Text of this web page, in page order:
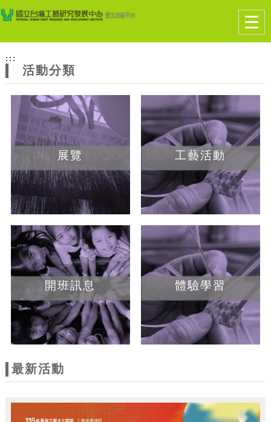
網
站
主
題
跳到主要內容
網站導覽
:::
活動分類
展覽 工藝活動
開班訊息 體驗學習
最新活動